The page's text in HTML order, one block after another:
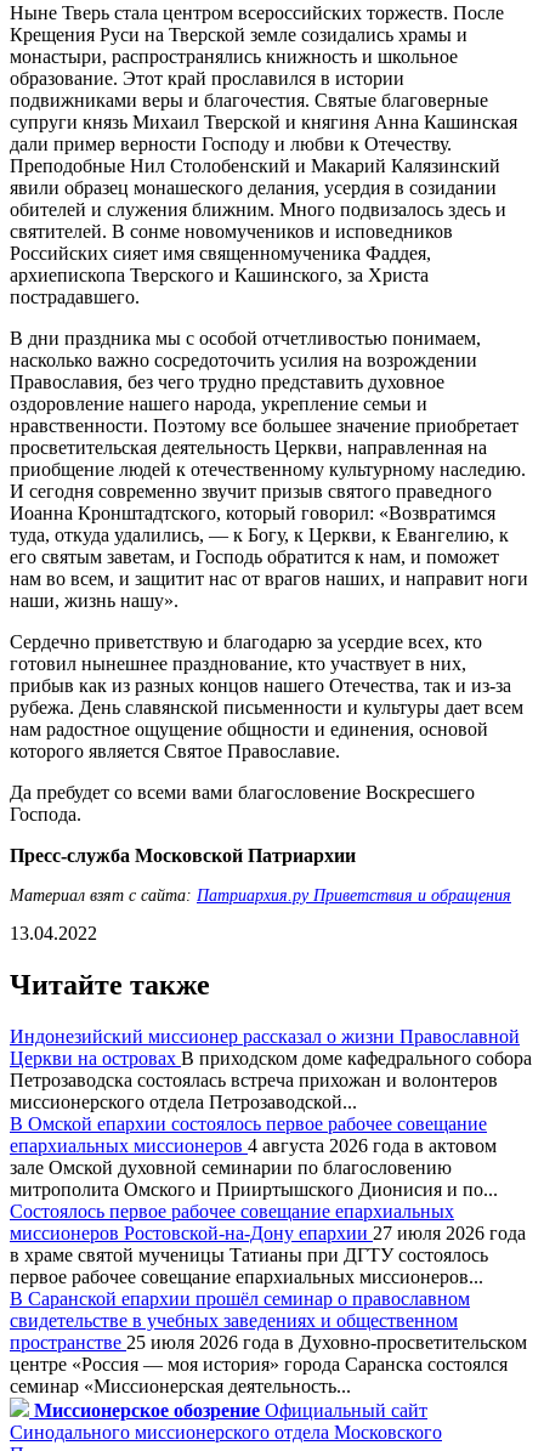
Ныне Тверь стала центром всероссийских торжеств. После
Крещения Руси на Тверской земле созидались храмы и
монастыри, распространялись книжность и школьное
образование. Этот край прославился в истории
подвижниками веры и благочестия. Святые благоверные
супруги князь Михаил Тверской и княгиня Анна Кашинская
дали пример верности Господу и любви к Отечеству.
Преподобные Нил Столобенский и Макарий Калязинский
явили образец монашеского делания, усердия в созидании
обителей и служения ближним. Много подвизалось здесь и
святителей. В сонме новомучеников и исповедников
Российских сияет имя священномученика Фаддея,
архиепископа Тверского и Кашинского, за Христа
пострадавшего.
В дни праздника мы с особой отчетливостью понимаем,
насколько важно сосредоточить усилия на возрождении
Православия, без чего трудно представить духовное
оздоровление нашего народа, укрепление семьи и
нравственности. Поэтому все большее значение приобретает
просветительская деятельность Церкви, направленная на
приобщение людей к отечественному культурному наследию.
И сегодня современно звучит призыв святого праведного
Иоанна Кронштадтского, который говорил: «Возвратимся
туда, откуда удалились, — к Богу, к Церкви, к Евангелию, к
его святым заветам, и Господь обратится к нам, и поможет
нам во всем, и защитит нас от врагов наших, и направит ноги
наши, жизнь нашу».
Сердечно приветствую и благодарю за усердие всех, кто
готовил нынешнее празднование, кто участвует в них,
прибыв как из разных концов нашего Отечества, так и из-за
рубежа. День славянской письменности и культуры дает всем
нам радостное ощущение общности и единения, основой
которого является Святое Православие.
Да пребудет со всеми вами благословение Воскресшего
Господа.
Пресс-служба Московской Патриархии
Материал взят с сайта: Патриархия.ру Приветствия и обращения
13.04.2022
Читайте также
Индонезийский миссионер рассказал о жизни Православной
Церкви на островах В приходском доме кафедрального собора
Петрозаводска состоялась встреча прихожан и волонтеров
миссионерского отдела Петрозаводской...
В Омской епархии состоялось первое рабочее совещание
епархиальных миссионеров 4 августа 2026 года в актовом
зале Омской духовной семинарии по благословению
митрополита Омского и Прииртышского Дионисия и по...
Состоялось первое рабочее совещание епархиальных
миссионеров Ростовской-на-Дону епархии 27 июля 2026 года
в храме святой мученицы Татианы при ДГТУ состоялось
первое рабочее совещание епархиальных миссионеров...
В Саранской епархии прошёл семинар о православном
свидетельстве в учебных заведениях и общественном
пространстве 25 июля 2026 года в Духовно-просветительском
центре «Россия — моя история» города Саранска состоялся
семинар «Миссионерская деятельность...
Миссионерское обозрение Официальный сайт
Синодального миссионерского отдела Московского